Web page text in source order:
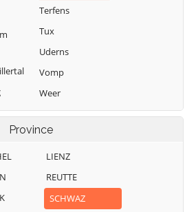
Terfens
Tux
Uderns
Vomp
Weer
Weerberg
Wiesing
Zell am Ziller
Zellberg
Province
LIENZ
REUTTE
SCHWAZ